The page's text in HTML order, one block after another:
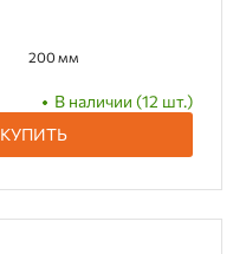
200 мм
В наличии (12 шт.)
КУПИТЬ